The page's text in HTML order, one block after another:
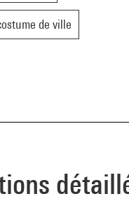
de ville